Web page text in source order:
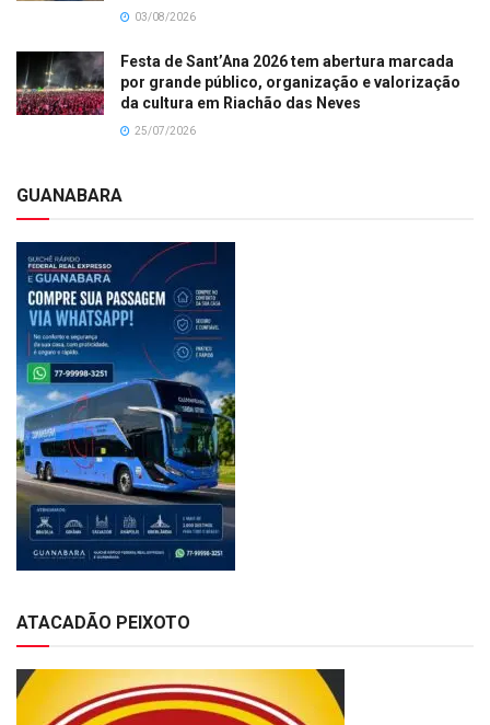
03/08/2026
Festa de Sant’Ana 2026 tem abertura marcada
por grande público, organização e valorização
da cultura em Riachão das Neves
25/07/2026
GUANABARA
ATACADÃO PEIXOTO